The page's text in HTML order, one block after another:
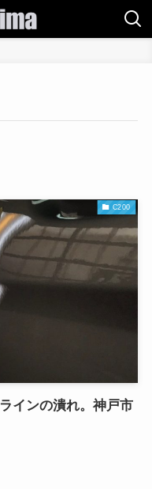
C200
インの潰れ。神戸市